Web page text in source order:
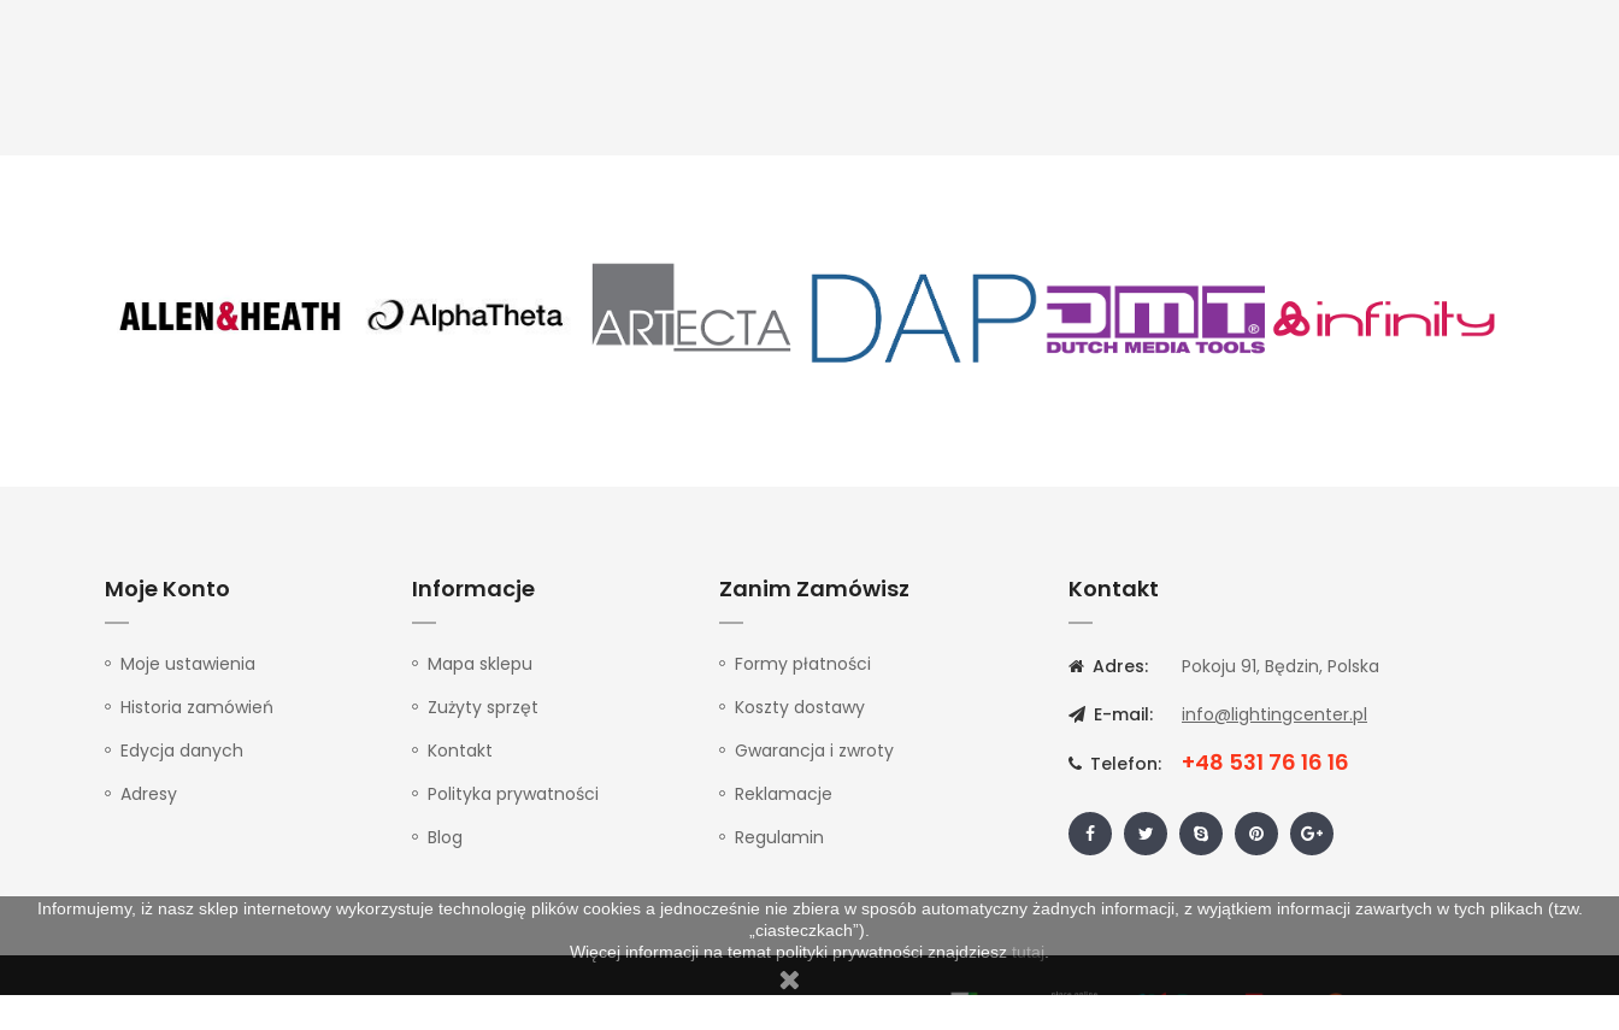
Informujemy, iż nasz sklep internetowy wykorzystuje technologię plików cookies a jednocześnie nie zbiera w sposób automatyczny żadnych informacji, z wyjątkiem informacji zawartych w tych plikach (tzw.
„ciasteczkach”).
Więcej informacji na temat polityki prywatności znajdziesztutaj.
Moje Konto
Moje ustawienia
Historia zamówień
Edycja danych
Adresy
Informacje
Mapa sklepu
Zużyty sprzęt
Kontakt
Polityka prywatności
Blog
Zanim Zamówisz
Formy płatności
Koszty dostawy
Gwarancja i zwroty
Reklamacje
Regulamin
Kontakt
Adres:
Pokoju 91, Będzin, Polska
E-mail:
info@lightingcenter.pl
Telefon: +48 531 76 16 16